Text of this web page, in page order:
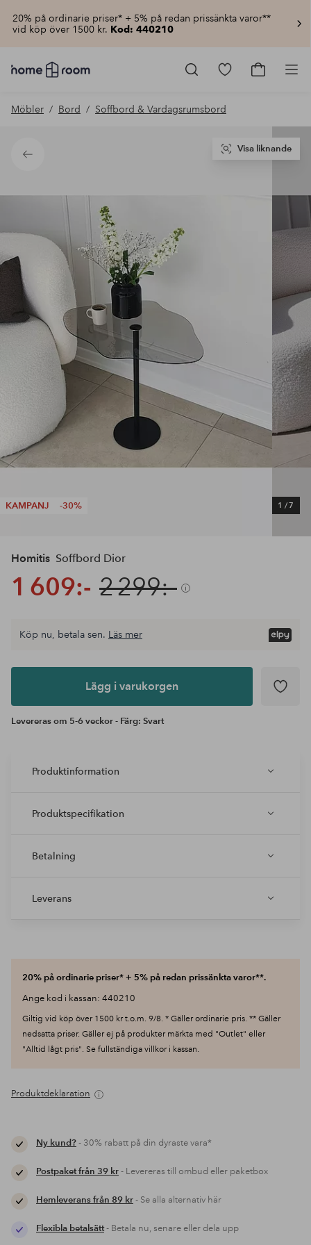
20% på ordinarie priser* + 5% på redan prissänkta varor**
vid köp över 1500 kr. Kod: 440210
Homeroom
–
hemmet
pris
Gå
produkter
Gå
Möbler Bord Soffbord & Vardagsrumsbord
Tillbaka
KAMPANJ -30% 1 /7
Visa liknande
Homitis Soffbord Dior
1 609:- 2 299:-
Lägg i
Köp nu, betala sen. Läs mer
Lägg i varukorgen
Levereras om 5-6 veckor - Färg: Svart
Produktinformation
Produktspecifikation
Betalning
Leverans
20% på ordinarie priser* + 5% på redan prissänkta varor**.
Ange kod i kassan: 440210
Giltig vid köp över 1500 kr t.o.m. 9/8. * Gäller ordinarie pris. ** Gäller
nedsatta priser. Gäller ej på produkter märkta med "Outlet" eller
"Alltid lågt pris". Se fullständiga villkor i kassan.
Produktdeklaration
Ny kund?- 30% rabatt på din dyraste vara*
Postpaket från 39 kr- Levereras till ombud eller paketbox
Hemleverans från 89 kr- Se alla alternativ här
Flexibla betalsätt- Betala nu, senare eller dela upp